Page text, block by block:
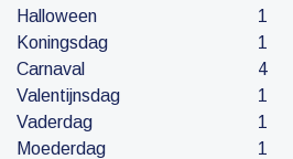
Halloween
1
Koningsdag
1
Carnaval
4
Valentijnsdag
1
Vaderdag
1
Moederdag
1